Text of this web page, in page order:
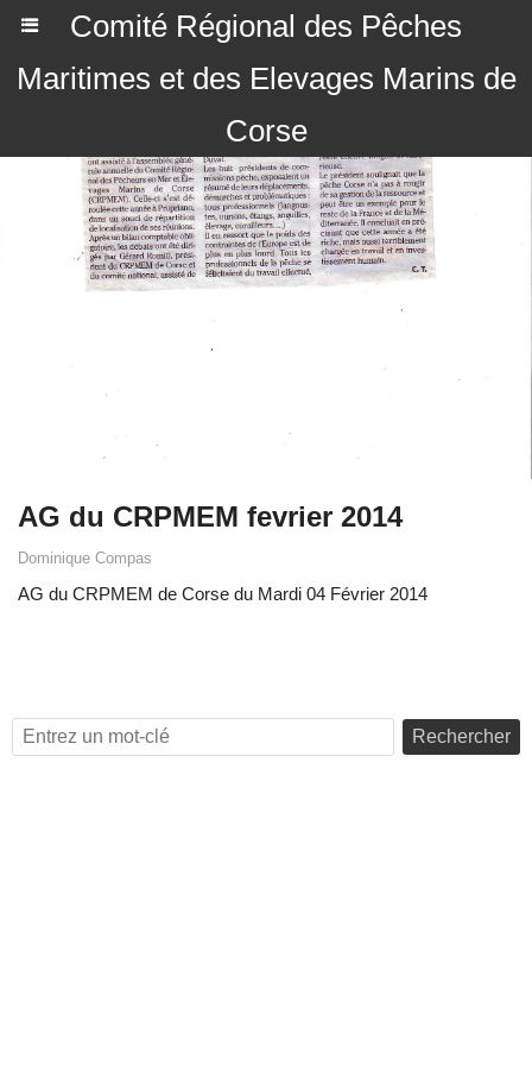
Comité Régional des Pêches
Maritimes et des Elevages Marins de
Corse
AG du CRPMEM fevrier 2014
Dominique Compas
AG du CRPMEM de Corse du Mardi 04 Février 2014
Rechercher